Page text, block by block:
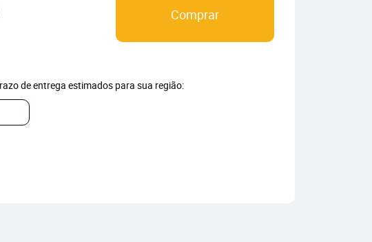
Comprar
de entrega estimados para sua região: